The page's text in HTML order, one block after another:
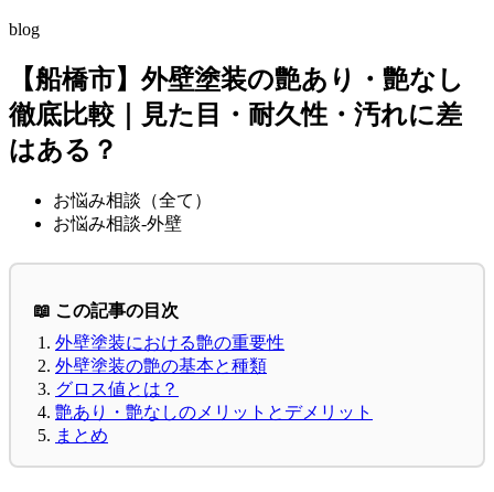
blog
【船橋市】外壁塗装の艶あり・艶なし
徹底比較｜見た目・耐久性・汚れに差
はある？
お悩み相談（全て）
お悩み相談-外壁
📖 この記事の目次
外壁塗装における艶の重要性
外壁塗装の艶の基本と種類
グロス値とは？
艶あり・艶なしのメリットとデメリット
まとめ